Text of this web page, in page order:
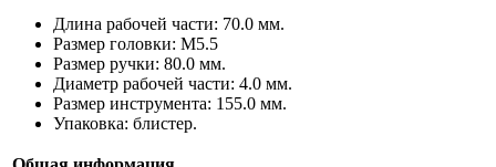
Длина рабочей части: 70.0 мм.
Размер головки: M5.5
Размер ручки: 80.0 мм.
Диаметр рабочей части: 4.0 мм.
Размер инструмента: 155.0 мм.
Упаковка: блистер.